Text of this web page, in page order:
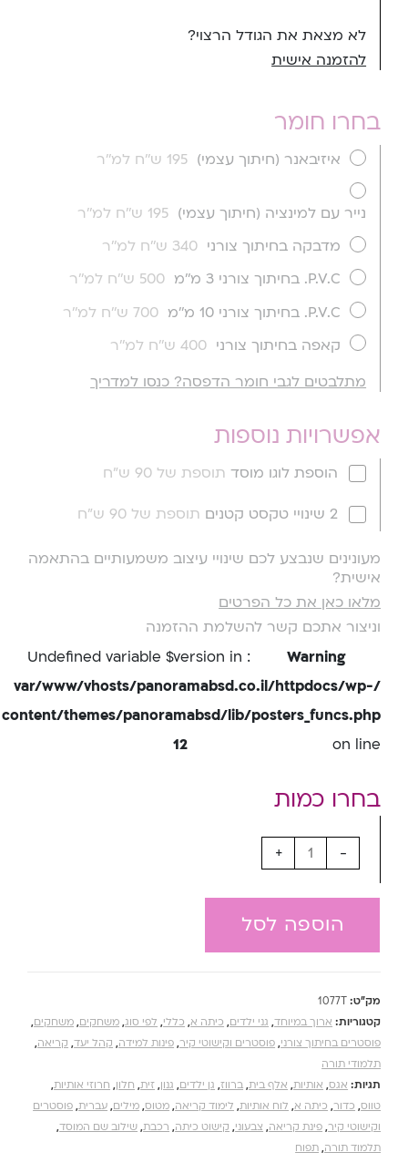
לא מצאת את הגודל הרצוי?
להזמנה אישית
בחרו חומר
איזיבאנר (חיתוך עצמי) 195 ש''ח למ''ר
נייר עם למינציה (חיתוך עצמי) 195 ש''ח למ''ר
מדבקה בחיתוך צורני 340 ש''ח למ''ר
P.V.C. בחיתוך צורני 3 מ''מ
500 ש''ח למ''ר
P.V.C. בחיתוך צורני 10 מ''מ
700 ש''ח למ''ר
קאפה בחיתוך צורני 400 ש''ח למ''ר
מתלבטים לגבי חומר הדפסה? כנסו למדריך
אפשרויות נוספות
הוספת לוגו מוסד תוספת של 90 ש"ח
2 שינויי טקסט קטנים תוספת של 90 ש"ח
מעונינים שנבצע לכם שינויי עיצוב משמעותיים בהתאמה
אישית?
מלאו כאן את כל הפרטים
וניצור אתכם קשר להשלמת ההזמנה
Warning
: Undefined variable $version in
/var/www/vhosts/panoramabsd.co.il/httpdocs/wp-
content/themes/panoramabsd/lib/posters_funcs.php
on line
12
-
+
הוספה לסל
מק"ט: 1077T
קטגוריות: ארוך במיוחד, גני ילדים, כיתה א, כללי, לפי סוג, משחקים, משחקים,
פוסטרים בחיתוך צורני, פוסטרים וקישוטי קיר, פינות למידה, קהל יעד, קריאה,
תלמודי תורה
תגיות: אגס, אותיות, אלף בית, ברווז, גן ילדים, גנון, זית, חלון, חרוזי אותיות,
טווס, כדור, כיתה א, לוח אותיות, לימוד קריאה, מטוס, מילים, עברית, פוסטרים
וקישוטי קיר, פינת קריאה, צבעוני, קישוט כיתה, רכבת, שילוב שם המוסד,
תלמוד תורה, תפוח